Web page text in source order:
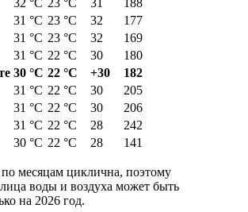
32 °C 23 °C 31
188
31 °C 23 °C 32
177
31 °C 23 °C 32
169
31 °C 22 °C 30
180
30 °C 22 °C +30
182
31 °C 22 °C 30
205
31 °C 22 °C 30
206
31 °C 22 °C 28
242
30 °C 22 °C 28 141
месяцам циклична, поэтому
воды и воздуха может быть
на 2026 год.